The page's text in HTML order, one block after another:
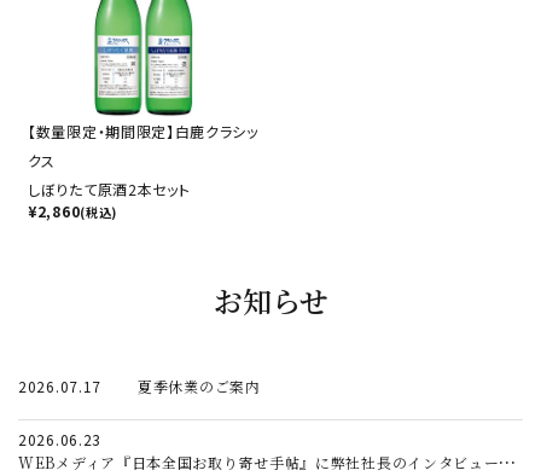
【数量限定・期間限定】白鹿クラシッ
クス
しぼりたて原酒2本セット
¥2,860(税込)
お知らせ
2026.07.17 夏季休業のご案内
2026.06.23
WEBメディア『日本全国お取り寄せ手帖』に弊社社長のインタビュー記事が掲載されました。